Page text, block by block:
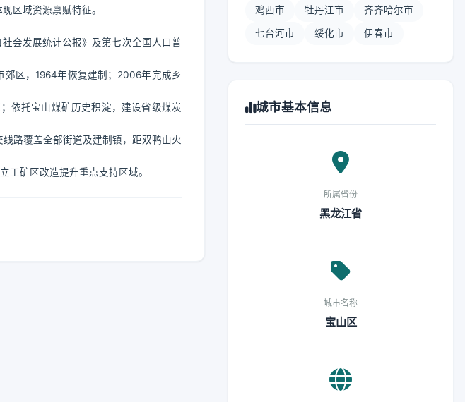
区域资源禀赋特征。
会发展统计公报》及第七次全国人口普
郊区，1964年恢复建制；2006年完成乡
依托宝山煤矿历史积淀，建设省级煤炭
路覆盖全部街道及建制镇，距双鸭山火
工矿区改造提升重点支持区域。
鸡西市 牡丹江市 齐齐哈尔市
七台河市 绥化市 伊春市
城市基本信息
所属省份
黑龙江省
城市名称
宝山区